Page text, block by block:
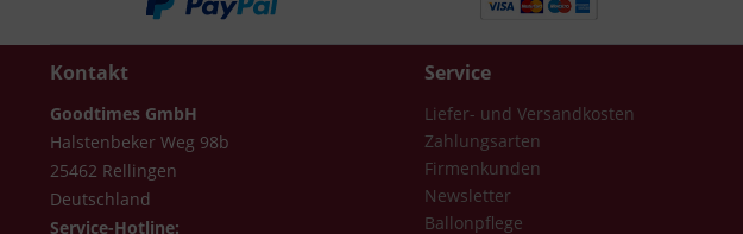
Kontakt
Goodtimes GmbH
Halstenbeker Weg 98b
25462 Rellingen
Deutschland
Service-Hotline:
Service
Liefer- und Versandkosten
Zahlungsarten
Firmenkunden
Newsletter
Ballonpflege